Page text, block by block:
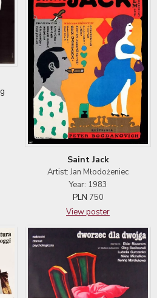
Saint Jack
Artist: Jan Młodożeniec
Year: 1983
PLN 750
View poster